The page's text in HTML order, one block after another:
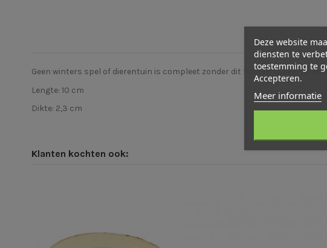
Geen winters spel of dierentuin is compleet zonder dit houten ijsbeertje.
Lengte: 10 cm
Dikte: 2,3 cm
Klanten kochten ook:
Deze website
diensten te
toestemming te
Accepteren.
Meer informatie